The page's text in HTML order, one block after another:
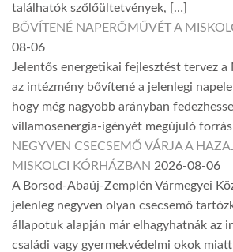
találhatók szőlőültetvények, […]
BŐVÍTENÉ NAPERŐMŰVÉT A
08-06
Jelentős energetikai fejlesztést tervez a
az intézmény bővítené a jelenlegi
hogy még nagyobb arányban
villamosenergia-igényét megújuló
NEGYVEN CSECSEMŐ VÁRJA A
MISKOLCI KÓRHÁZBAN 2026-08-06
A Borsod-Abaúj-Zemplén Vármegyei
jelenleg negyven olyan csecsemő
állapotuk alapján már elhagyhatnák az
családi vagy gyermekvédelmi okok